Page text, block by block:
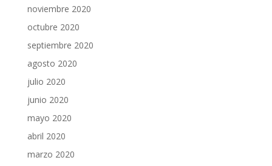
noviembre 2020
octubre 2020
septiembre 2020
agosto 2020
julio 2020
junio 2020
mayo 2020
abril 2020
marzo 2020